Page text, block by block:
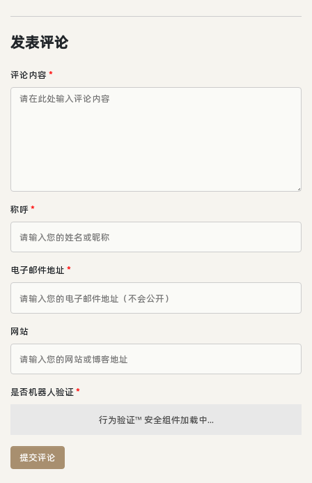
发表评论
评论内容 *
称呼*
电子邮件地址 *
网站
是否机器人验证 *
行为验证™ 安全组件加载中...
提交评论